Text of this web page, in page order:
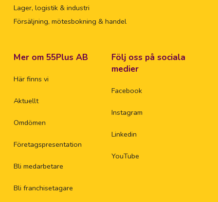
Lager, logistik & industri
Försäljning, mötesbokning & handel
Mer om 55Plus AB
Här finns vi
Aktuellt
Omdömen
Företagspresentation
Bli medarbetare
Bli franchisetagare
Följ oss på sociala
medier
Facebook
Instagram
Linkedin
YouTube